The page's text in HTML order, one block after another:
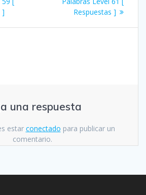
]
Respuestas ]
una respuesta
estar conectado para publicar un
comentario.